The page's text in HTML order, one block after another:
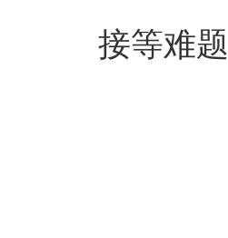
接等难